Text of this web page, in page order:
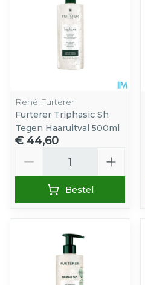
René Furterer
Furterer Triphasic Sh
Tegen Haaruitval 500ml
€ 44,60
Bestel